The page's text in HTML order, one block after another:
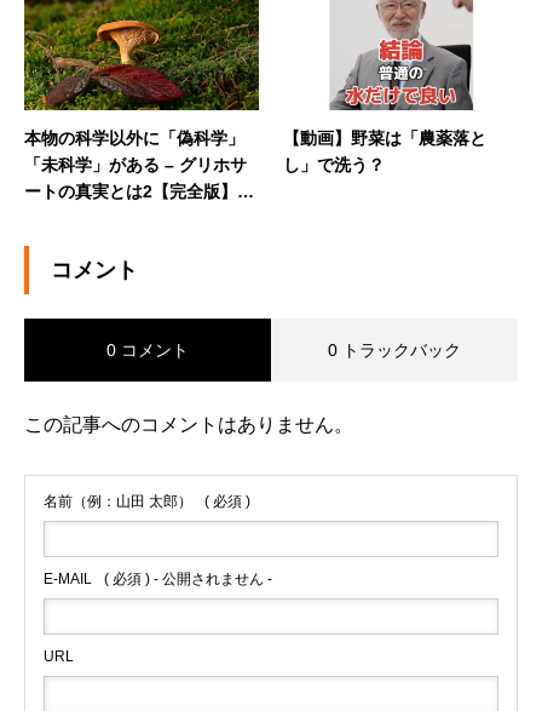
本物の科学以外に「偽科学」
「未科学」がある – グリホサ
ートの真実とは2【完全版】
【動画】野菜は「農薬落と
し」で洗う？
コメント
0 コメント 0 トラックバック
この記事へのコメントはありません。
名前（例：山田 太郎） ( 必須 )
E-MAIL ( 必須 ) - 公開されません -
URL